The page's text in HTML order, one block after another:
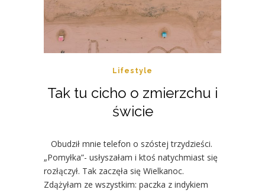
Lifestyle
Tak tu cicho o zmierzchu i
świcie
Obudził mnie telefon o szóstej trzydzieści.
„Pomyłka”- usłyszałam i ktoś natychmiast się
rozłączył. Tak zaczęła się Wielkanoc.
Zdążyłam ze wszystkim: paczka z indykiem